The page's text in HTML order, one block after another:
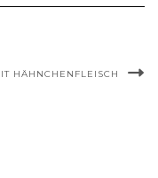
HÄHNCHENFLEISCH